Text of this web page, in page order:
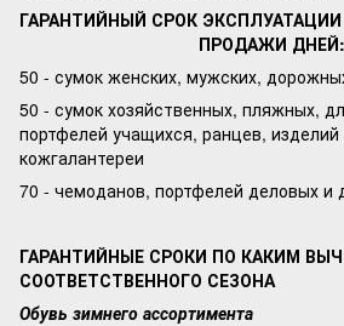
ГАРАНТИЙНЫЙ СРОК
ПРОДАЖИ ДНЕЙ:
50 - сумок женских, мужских,
50 - сумок хозяйственных, пляжных,
портфелей учащихся, ранцев, изделий
кожгалантереи
70 - чемоданов, портфелей деловых и
ГАРАНТИЙНЫЕ СРОКИ ПО КАКИМ
СООТВЕТСТВЕННОГО СЕЗОНА
Обувь зимнего ассортимента